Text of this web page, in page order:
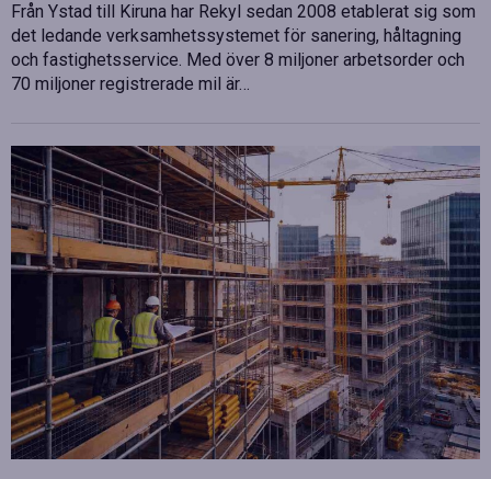
Från Ystad till Kiruna har Rekyl sedan 2008 etablerat sig som
det ledande verksamhetssystemet för sanering, håltagning
och fastighetsservice. Med över 8 miljoner arbetsorder och
70 miljoner registrerade mil är…